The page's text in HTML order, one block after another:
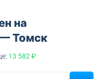
на
Томск
13 582 ₽